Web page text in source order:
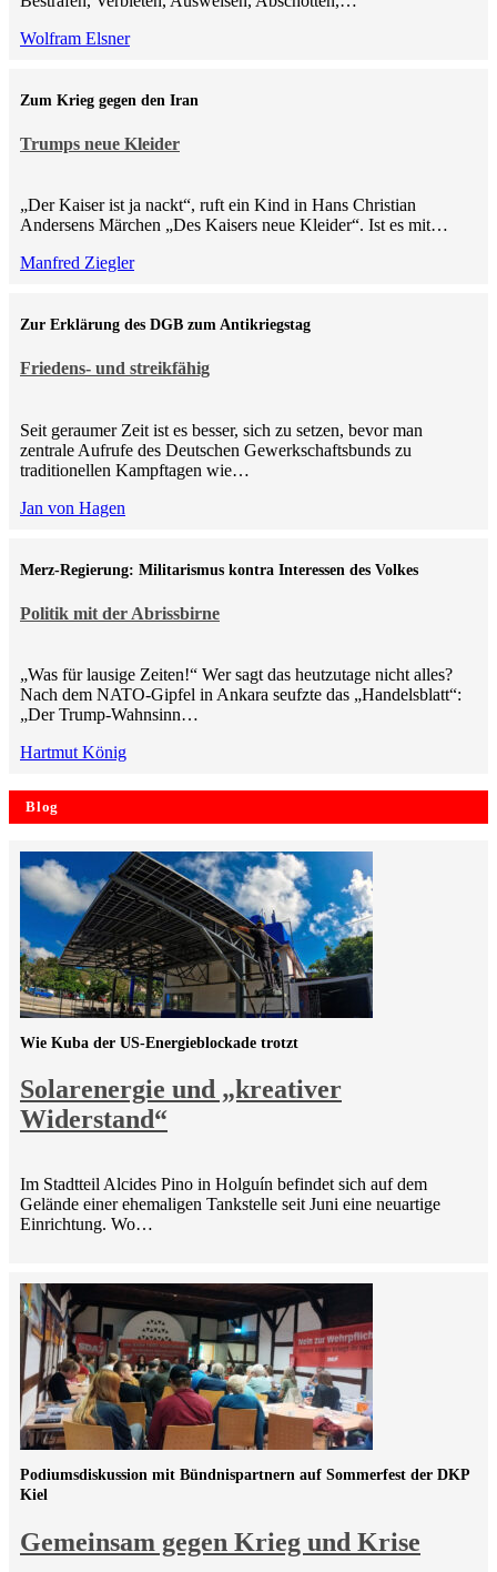
Wolfram Elsner
Trumps neue Kleider
Zum Krieg gegen den Iran
„Der Kaiser ist ja nackt“, ruft ein Kind in Hans Christian
Andersens Märchen „Des Kaisers neue Kleider“. Ist es mit…
Manfred Ziegler
Friedens- und streikfähig
Zur Erklärung des DGB zum Antikriegstag
Seit geraumer Zeit ist es besser, sich zu setzen, bevor man
zentrale Aufrufe des Deutschen Gewerkschaftsbunds zu
traditionellen Kampftagen wie…
Jan von Hagen
Politik mit der Abrissbirne
Merz-Regierung: Militarismus kontra Inte­ressen des Volkes
„Was für lausige Zeiten!“ Wer sagt das heutzutage nicht alles?
Nach dem NATO-Gipfel in Ankara seufzte das „Handelsblatt“:
„Der Trump-Wahnsinn…
Hartmut König
Blog
Solarenergie und „kreativer
Widerstand“
Wie Kuba der US-Energieblockade trotzt
Im Stadtteil Alcides Pino in Holguín befindet sich auf dem
Gelände einer ehemaligen Tankstelle seit Juni eine neuartige
Einrichtung. Wo…
Gemeinsam gegen Krieg und Krise
Podiumsdiskussion mit Bündnispartnern auf Sommerfest der DKP
Kiel